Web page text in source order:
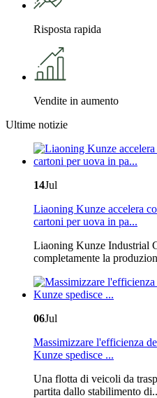
Risposta rapida
Vendite in aumento
Ultime notizie
14Jul
Liaoning Kunze accelera
cartoni per uova in pa...
Liaoning Kunze Industrial
completamente la
06Jul
Massimizzare l'efficienza
Kunze spedisce ...
Una flotta di veicoli da
partita dallo stabilimento